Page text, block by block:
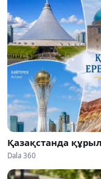
Қазақстанда
Dala 360